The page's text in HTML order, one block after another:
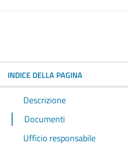
INDICE DELLA PAGINA
Descrizione
Documenti
Ufficio responsabile